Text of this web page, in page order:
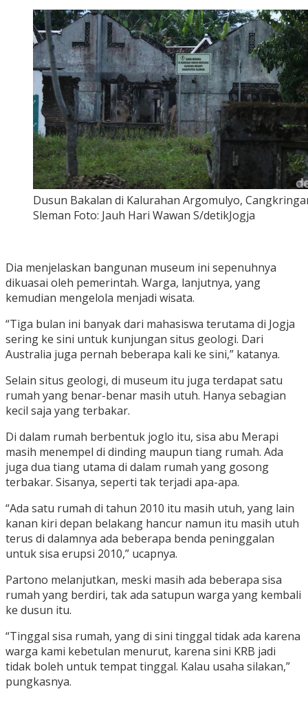
Dusun Bakalan di Kalurahan Argomulyo,
Sleman Foto: Jauh Hari Wawan S/detikJogja
Dia menjelaskan bangunan museum ini sepenuhnya
dikuasai oleh pemerintah. Warga, lanjutnya, yang
kemudian mengelola menjadi wisata.
“Tiga bulan ini banyak dari mahasiswa terutama di Jogja
sering ke sini untuk kunjungan situs geologi. Dari
Australia juga pernah beberapa kali ke sini,” katanya.
Selain situs geologi, di museum itu juga terdapat satu
rumah yang benar-benar masih utuh. Hanya sebagian
kecil saja yang terbakar.
Di dalam rumah berbentuk joglo itu, sisa abu Merapi
masih menempel di dinding maupun tiang rumah. Ada
juga dua tiang utama di dalam rumah yang gosong
terbakar. Sisanya, seperti tak terjadi apa-apa.
“Ada satu rumah di tahun 2010 itu masih utuh, yang lain
kanan kiri depan belakang hancur namun itu masih utuh
terus di dalamnya ada beberapa benda peninggalan
untuk sisa erupsi 2010,” ucapnya.
Partono melanjutkan, meski masih ada beberapa sisa
rumah yang berdiri, tak ada satupun warga yang kembali
ke dusun itu.
“Tinggal sisa rumah, yang di sini tinggal tidak ada karena
warga kami kebetulan menurut, karena sini KRB jadi
tidak boleh untuk tempat tinggal. Kalau usaha silakan,”
pungkasnya.